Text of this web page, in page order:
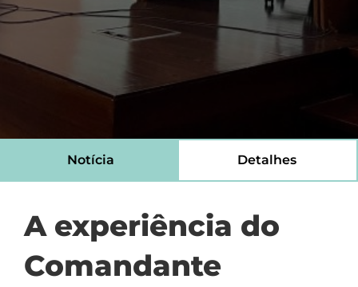
Notícia Detalhes
A experiência do
Comandante